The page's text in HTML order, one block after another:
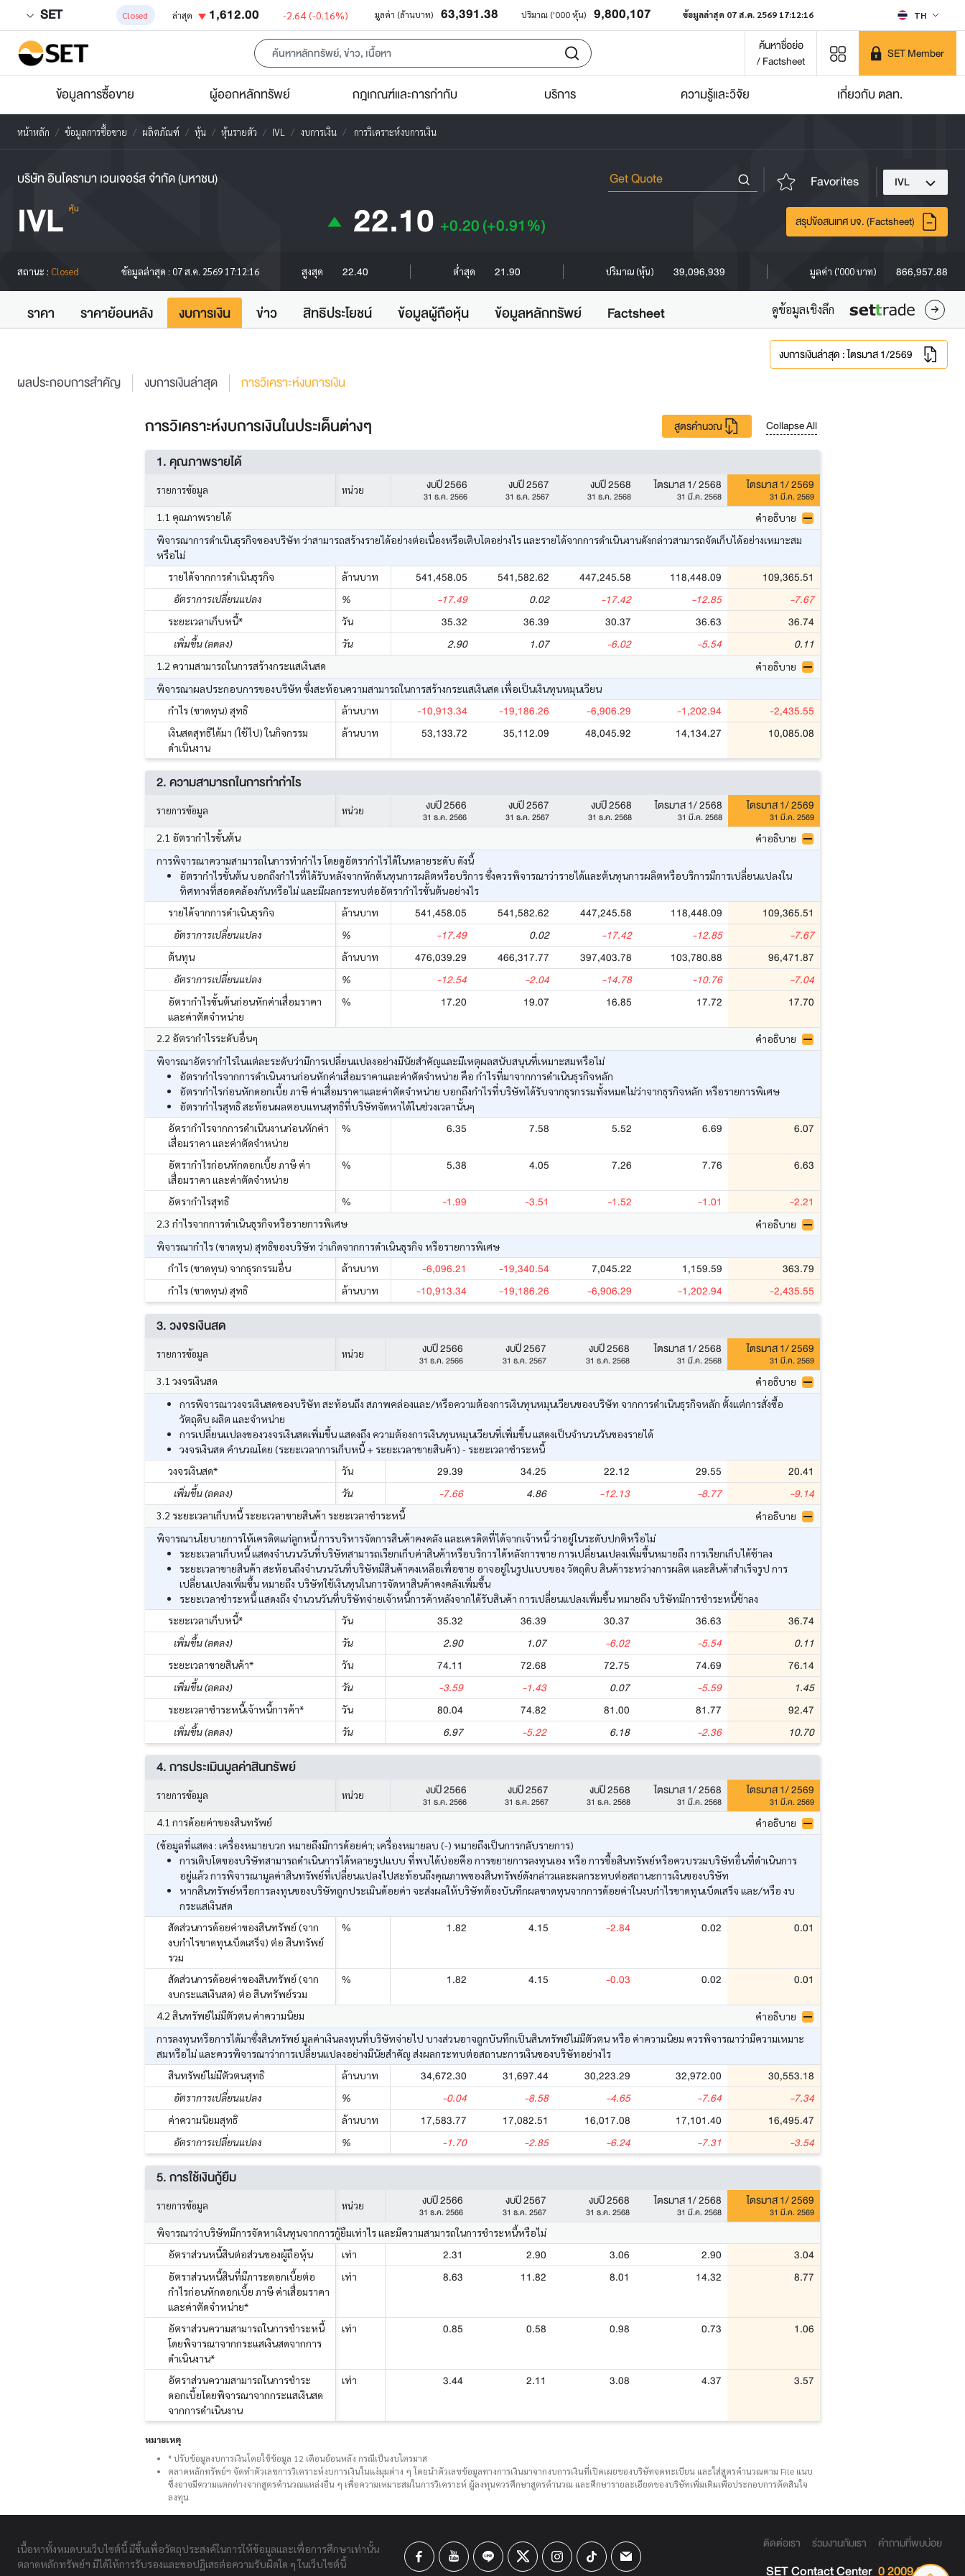
SET Closed ล่าสุด 1,612.00 -2.64 (-0.16%) มูลค่า (ล้านบาท) 63,391.38 ปริมาณ ('000 หุ้น) 9,800,107 ข้อมูลล่าสุด 07 ส.ค. 2569 17:12:16 TH
ค้นหาชื่อย่อ
/ Factsheet
SET Member
ข้อมูลการซื้อขาย ผู้ออกหลักทรัพย์ กฎเกณฑ์และการกำกับ บริการ ความรู้และวิจัย เกี่ยวกับ ตลท.
หน้าหลัก ข้อมูลการซื้อขาย ผลิตภัณฑ์ หุ้น หุ้นรายตัว IVL งบการเงิน การวิเคราะห์งบการเงิน
บริษัท อินโดรามา เวนเจอร์ส จำกัด (มหาชน) Favorites IVL
IVL หุ้น 22.10 +0.20(+0.91%) สรุปข้อสนเทศ บจ. (Factsheet)
สถานะ : Closed ข้อมูลล่าสุด : 07 ส.ค. 2569 17:12:16 สูงสุด 22.40 ต่ำสุด 21.90 ปริมาณ (หุ้น) 39,096,939 มูลค่า ('000 บาท) 866,957.88
ราคา ราคาย้อนหลัง งบการเงิน ข่าว สิทธิประโยชน์ ข้อมูลผู้ถือหุ้น ข้อมูลหลักทรัพย์ Factsheet ดูข้อมูลเชิงลึก
งบการเงินล่าสุด : ไตรมาส 1/2569
ผลประกอบการสำคัญ งบการเงินล่าสุด การวิเคราะห์งบการเงิน
การวิเคราะห์งบการเงินในประเด็นต่างๆ สูตรคำนวณ Collapse All
1. คุณภาพรายได้
รายการข้อมูล หน่วย งบปี 2566
31 ธ.ค. 2566
งบปี 2567
31 ธ.ค. 2567
งบปี 2568
31 ธ.ค. 2568
ไตรมาส 1/ 2568
31 มี.ค. 2568
ไตรมาส 1/ 2569
31 มี.ค. 2569
1.1 คุณภาพรายได้
คำอธิบาย
พิจารณาการดำเนินธุรกิจของบริษัท ว่าสามารถสร้างรายได้อย่างต่อเนื่องหรือเติบโตอย่างไร และรายได้จากการดำเนินงานดังกล่าวสามารถจัดเก็บได้อย่างเหมาะสม
หรือไม่
รายได้จากการดำเนินธุรกิจ
ล้านบาท 541,458.05 541,582.62 447,245.58 118,448.09 109,365.51
อัตราการเปลี่ยนแปลง % -17.49 0.02 -17.42 -12.85 -7.67
ระยะเวลาเก็บหนี้* วัน 35.32 36.39 30.37 36.63 36.74
เพิ่มขึ้น (ลดลง) วัน 2.90 1.07 -6.02 -5.54 0.11
1.2 ความสามารถในการสร้างกระแสเงินสด
คำอธิบาย
พิจารณาผลประกอบการของบริษัท ซึ่งสะท้อนความสามารถในการสร้างกระแสเงินสด เพื่อเป็นเงินทุนหมุนเวียน
กำไร (ขาดทุน) สุทธิ
ล้านบาท -10,913.34 -19,186.26 -6,906.29 -1,202.94 -2,435.55
เงินสดสุทธิได้มา (ใช้ไป) ในกิจกรรม
ดำเนินงาน
ล้านบาท 53,133.72 35,112.09 48,045.92 14,134.27 10,085.08
2. ความสามารถในการทำกำไร
รายการข้อมูล หน่วย งบปี 2566
31 ธ.ค. 2566
งบปี 2567
31 ธ.ค. 2567
งบปี 2568
31 ธ.ค. 2568
ไตรมาส 1/ 2568
31 มี.ค. 2568
ไตรมาส 1/ 2569
31 มี.ค. 2569
2.1 อัตรากำไรขั้นต้น
คำอธิบาย
การพิจารณาความสามารถในการทำกำไร โดยดูอัตรากำไรได้ในหลายระดับ ดังนี้
อัตรากำไรขั้นต้น บอกถึงกำไรที่ได้รับหลังจากหักต้นทุนการผลิตหรือบริการ ซึ่งควรพิจารณาว่ารายได้และต้นทุนการผลิตหรือบริการมีการเปลี่ยนแปลงใน
ทิศทางที่สอดคล้องกันหรือไม่ และมีผลกระทบต่ออัตรากำไรขั้นต้นอย่างไร
รายได้จากการดำเนินธุรกิจ
ล้านบาท 541,458.05 541,582.62 447,245.58 118,448.09 109,365.51
อัตราการเปลี่ยนแปลง % -17.49 0.02 -17.42 -12.85 -7.67
ต้นทุน ล้านบาท 476,039.29 466,317.77 397,403.78 103,780.88 96,471.87
อัตราการเปลี่ยนแปลง % -12.54 -2.04 -14.78 -10.76 -7.04
อัตรากำไรขั้นต้นก่อนหักค่าเสื่อมราคา
และค่าตัดจำหน่าย
% 17.20 19.07 16.85 17.72 17.70
2.2 อัตรากำไรระดับอื่นๆ
คำอธิบาย
พิจารณาอัตรากำไรในแต่ละระดับว่ามีการเปลี่ยนแปลงอย่างมีนัยสำคัญและมีเหตุผลสนับสนุนที่เหมาะสมหรือไม่
อัตรากำไรจากการดำเนินงานก่อนหักค่าเสื่อมราคาและค่าตัดจำหน่าย คือ กำไรที่มาจากการดำเนินธุรกิจหลัก
อัตรากำไรก่อนหักดอกเบี้ย ภาษี ค่าเสื่อมราคาและค่าตัดจำหน่าย บอกถึงกำไรที่บริษัทได้รับจากธุรกรรมทั้งหมดไม่ว่าจากธุรกิจหลัก หรือรายการพิเศษ
อัตรากำไรสุทธิ สะท้อนผลตอบแทนสุทธิที่บริษัทจัดหาได้ในช่วงเวลานั้นๆ
อัตรากำไรจากการดำเนินงานก่อนหักค่า
เสื่อมราคา และค่าตัดจำหน่าย
% 6.35 7.58 5.52 6.69 6.07
อัตรากำไรก่อนหักดอกเบี้ย ภาษี ค่า
เสื่อมราคา และค่าตัดจำหน่าย
% 5.38 4.05 7.26 7.76 6.63
อัตรากำไรสุทธิ % -1.99 -3.51 -1.52 -1.01 -2.21
2.3 กำไรจากการดำเนินธุรกิจหรือรายการพิเศษ
คำอธิบาย
พิจารณากำไร (ขาดทุน) สุทธิของบริษัท ว่าเกิดจากการดำเนินธุรกิจ หรือรายการพิเศษ
กำไร (ขาดทุน) จากธุรกรรมอื่น
ล้านบาท -6,096.21 -19,340.54 7,045.22 1,159.59 363.79
กำไร (ขาดทุน) สุทธิ ล้านบาท -10,913.34 -19,186.26 -6,906.29 -1,202.94 -2,435.55
3. วงจรเงินสด
รายการข้อมูล หน่วย งบปี 2566
31 ธ.ค. 2566
งบปี 2567
31 ธ.ค. 2567
งบปี 2568
31 ธ.ค. 2568
ไตรมาส 1/ 2568
31 มี.ค. 2568
ไตรมาส 1/ 2569
31 มี.ค. 2569
3.1 วงจรเงินสด
คำอธิบาย
การพิจารณาวงจรเงินสดของบริษัท สะท้อนถึง สภาพคล่องและ/หรือความต้องการเงินทุนหมุนเวียนของบริษัท จากการดำเนินธุรกิจหลัก ตั้งแต่การสั่งซื้อ
วัตถุดิบ ผลิต และจำหน่าย
การเปลี่ยนแปลงของวงจรเงินสดเพิ่มขึ้น แสดงถึง ความต้องการเงินทุนหมุนเวียนที่เพิ่มขึ้น แสดงเป็นจำนวนวันของรายได้
วงจรเงินสด คำนวณโดย (ระยะเวลาการเก็บหนี้ + ระยะเวลาขายสินค้า) - ระยะเวลาชำระหนี้
วงจรเงินสด*
วัน 29.39 34.25 22.12 29.55 20.41
เพิ่มขึ้น (ลดลง) วัน -7.66 4.86 -12.13 -8.77 -9.14
3.2 ระยะเวลาเก็บหนี้ ระยะเวลาขายสินค้า ระยะเวลาชำระหนี้
คำอธิบาย
พิจารณานโยบายการให้เครดิตแก่ลูกหนี้ การบริหารจัดการสินค้าคงคลัง และเครดิตที่ได้จากเจ้าหนี้ ว่าอยู่ในระดับปกติหรือไม่
ระยะเวลาเก็บหนี้ แสดงจำนวนวันที่บริษัทสามารถเรียกเก็บค่าสินค้าหรือบริการได้หลังการขาย การเปลี่ยนแปลงเพิ่มขึ้นหมายถึง การเรียกเก็บได้ช้าลง
ระยะเวลาขายสินค้า สะท้อนถึงจำนวนวันที่บริษัทมีสินค้าคงเหลือเพื่อขาย อาจอยู่ในรูปแบบของ วัตถุดิบ สินค้าระหว่างการผลิต และสินค้าสำเร็จรูป การ
เปลี่ยนแปลงเพิ่มขึ้น หมายถึง บริษัทใช้เงินทุนในการจัดหาสินค้าคงคลังเพิ่มขึ้น
ระยะเวลาชำระหนี้ แสดงถึง จำนวนวันที่บริษัทจ่ายเจ้าหนี้การค้าหลังจากได้รับสินค้า การเปลี่ยนแปลงเพิ่มขึ้น หมายถึง บริษัทมีการชำระหนี้ช้าลง
ระยะเวลาเก็บหนี้*
วัน 35.32 36.39 30.37 36.63 36.74
เพิ่มขึ้น (ลดลง) วัน 2.90 1.07 -6.02 -5.54 0.11
ระยะเวลาขายสินค้า* วัน 74.11 72.68 72.75 74.69 76.14
เพิ่มขึ้น (ลดลง) วัน -3.59 -1.43 0.07 -5.59 1.45
ระยะเวลาชำระหนี้เจ้าหนี้การค้า* วัน 80.04 74.82 81.00 81.77 92.47
เพิ่มขึ้น (ลดลง) วัน 6.97 -5.22 6.18 -2.36 10.70
4. การประเมินมูลค่าสินทรัพย์
รายการข้อมูล หน่วย งบปี 2566
31 ธ.ค. 2566
งบปี 2567
31 ธ.ค. 2567
งบปี 2568
31 ธ.ค. 2568
ไตรมาส 1/ 2568
31 มี.ค. 2568
ไตรมาส 1/ 2569
31 มี.ค. 2569
4.1 การด้อยค่าของสินทรัพย์
คำอธิบาย
(ข้อมูลที่แสดง : เครื่องหมายบวก หมายถึงมีการด้อยค่า; เครื่องหมายลบ (-) หมายถึงเป็นการกลับรายการ)
การเติบโตของบริษัทสามารถดำเนินการได้หลายรูปแบบ ที่พบได้บ่อยคือ การขยายการลงทุนเอง หรือ การซื้อสินทรัพย์หรือควบรวมบริษัทอื่นที่ดำเนินการ
อยู่แล้ว การพิจารณามูลค่าสินทรัพย์ที่เปลี่ยนแปลงไปสะท้อนถึงคุณภาพของสินทรัพย์ดังกล่าวและผลกระทบต่อสถานะการเงินของบริษัท
หากสินทรัพย์หรือการลงทุนของบริษัทถูกประเมินด้อยค่า จะส่งผลให้บริษัทต้องบันทึกผลขาดทุนจากการด้อยค่าในงบกำไรขาดทุนเบ็ดเสร็จ และ/หรือ งบ
กระแสเงินสด
สัดส่วนการด้อยค่าของสินทรัพย์ (จาก
งบกำไรขาดทุนเบ็ดเสร็จ) ต่อ สินทรัพย์
รวม
% 1.82 4.15 -2.84 0.02 0.01
สัดส่วนการด้อยค่าของสินทรัพย์ (จาก
งบกระแสเงินสด) ต่อ สินทรัพย์รวม
% 1.82 4.15 -0.03 0.02 0.01
4.2 สินทรัพย์ไม่มีตัวตน ค่าความนิยม
คำอธิบาย
การลงทุนหรือการได้มาซึ่งสินทรัพย์ มูลค่าเงินลงทุนที่บริษัทจ่ายไป บางส่วนอาจถูกบันทึกเป็นสินทรัพย์ไม่มีตัวตน หรือ ค่าความนิยม ควรพิจารณาว่ามีความเหมาะ
สมหรือไม่ และควรพิจารณาว่าการเปลี่ยนแปลงอย่างมีนัยสำคัญ ส่งผลกระทบต่อสถานะการเงินของบริษัทอย่างไร
สินทรัพย์ไม่มีตัวตนสุทธิ
ล้านบาท 34,672.30 31,697.44 30,223.29 32,972.00 30,553.18
อัตราการเปลี่ยนแปลง % -0.04 -8.58 -4.65 -7.64 -7.34
ค่าความนิยมสุทธิ ล้านบาท 17,583.77 17,082.51 16,017.08 17,101.40 16,495.47
อัตราการเปลี่ยนแปลง % -1.70 -2.85 -6.24 -7.31 -3.54
5. การใช้เงินกู้ยืม
รายการข้อมูล หน่วย งบปี 2566
31 ธ.ค. 2566
งบปี 2567
31 ธ.ค. 2567
งบปี 2568
31 ธ.ค. 2568
ไตรมาส 1/ 2568
31 มี.ค. 2568
ไตรมาส 1/ 2569
31 มี.ค. 2569
พิจารณาว่าบริษัทมีการจัดหาเงินทุนจากการกู้ยืมเท่าไร และมีความสามารถในการชำระหนี้หรือไม่
อัตราส่วนหนี้สินต่อส่วนของผู้ถือหุ้น
เท่า 2.31 2.90 3.06 2.90 3.04
อัตราส่วนหนี้สินที่มีภาระดอกเบี้ยต่อ
กำไรก่อนหักดอกเบี้ย ภาษี ค่าเสื่อมราคา
และค่าตัดจำหน่าย*
เท่า 8.63 11.82 8.01 14.32 8.77
อัตราส่วนความสามารถในการชำระหนี้
โดยพิจารณาจากกระแสเงินสดจากการ
ดำเนินงาน*
เท่า 0.85 0.58 0.98 0.73 1.06
อัตราส่วนความสามารถในการชำระ
ดอกเบี้ยโดยพิจารณาจากกระแสเงินสด
จากการดำเนินงาน
เท่า 3.44 2.11 3.08 4.37 3.57
หมายเหตุ
* ปรับข้อมูลงบการเงินโดยใช้ข้อมูล 12 เดือนย้อนหลัง กรณีเป็นงบไตรมาส
ตลาดหลักทรัพย์ฯ จัดทำตัวเลขการวิเคราะห์งบการเงินในแง่มุมต่าง ๆ โดยนำตัวเลขข้อมูลทางการเงินมาจากงบการเงินที่เปิดเผยของบริษัทจดทะเบียน และใส่สูตรคำนวณตาม File แนบ
ซึ่งอาจมีความแตกต่างจากสูตรคำนวณแหล่งอื่น ๆ เพื่อความเหมาะสมในการวิเคราะห์ ผู้ลงทุนควรศึกษาสูตรคำนวณ และศึกษารายละเอียดของบริษัทเพิ่มเติมเพื่อประกอบการตัดสินใจ
ลงทุน
เนื้อหาทั้งหมดบนเว็บไซต์นี้ มีขึ้นเพื่อวัตถุประสงค์ในการให้ข้อมูลและเพื่อการศึกษาเท่านั้น
ตลาดหลักทรัพย์ฯ มิได้ให้การรับรองและขอปฏิเสธต่อความรับผิดใด ๆ ในเว็บไซต์นี้
ติดต่อเรา ร่วมงานกับเรา คำถามที่พบบ่อย
SET Contact Center 0 2009 9999